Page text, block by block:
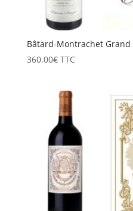
Bâtard-Montrachet Grand
360.00€ TTC